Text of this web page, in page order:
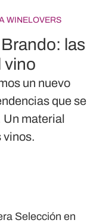
WINELOVERS
las
vino
un nuevo
que se
Un material
vinos.
Selección en